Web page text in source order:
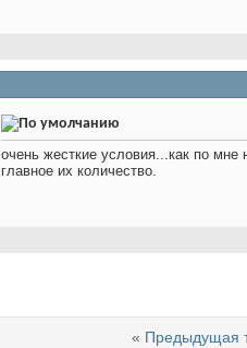
очень жесткие условия...как по
главное их количество.
« Предыдущая